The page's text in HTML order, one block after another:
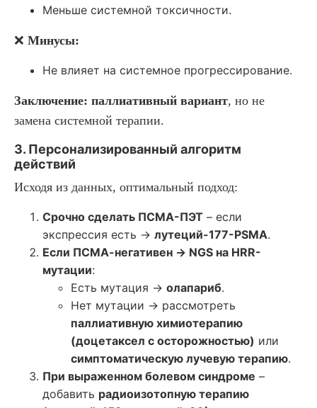
Меньше системной токсичности.
❌ Минусы:
Не влияет на системное прогрессирование.
Заключение: паллиативный вариант, но не
замена системной терапии.
3. Персонализированный алгоритм
действий
Исходя из данных, оптимальный подход:
Срочно сделать ПСМА-ПЭТ – если
экспрессия есть → лутеций-177-PSMA.
Если ПСМА-негативен → NGS на HRR-
мутации:
Есть мутация → олапариб.
Нет мутации → рассмотреть
паллиативную химиотерапию
(доцетаксел с осторожностью) или
симптоматическую лучевую терапию.
При выраженном болевом синдроме –
добавить радиоизотопную терапию